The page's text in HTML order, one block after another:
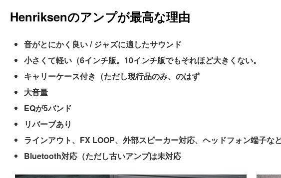
Henriksenのアンプが最高な理由
音がとにかく良い / ジャズに適したサウンド
小さくて軽い（6インチ版。10インチ版でもそれほど大きくない。
キャリーケース付き（ただし現行品のみ、のはず
大音量
EQが5バンド
リバーブあり
ラインアウト、FX LOOP、外部スピーカー対応、ヘッドフォン端子な
Bluetooth対応（ただし古いアンプは未対応